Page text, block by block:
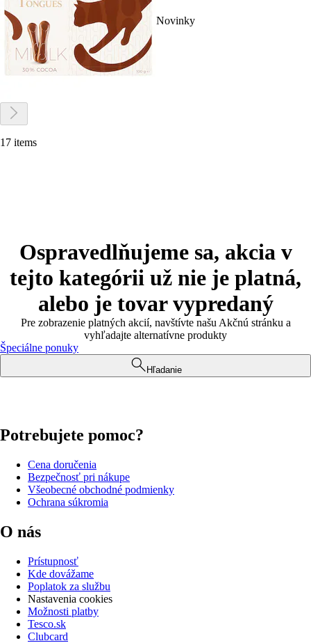
Novinky
17 items
Ospravedlňujeme sa, akcia v
tejto kategórii už nie je platná,
alebo je tovar vypredaný
Pre zobrazenie platných akcií, navštívte našu Akčnú stránku a
vyhľadajte alternatívne produkty
Špeciálne ponuky
Hľadanie
Potrebujete pomoc?
Cena doručenia
Bezpečnosť pri nákupe
Všeobecné obchodné podmienky
Ochrana súkromia
O nás
Prístupnosť
Kde dovážame
Poplatok za službu
Nastavenia cookies
Možnosti platby
Tesco.sk
Clubcard